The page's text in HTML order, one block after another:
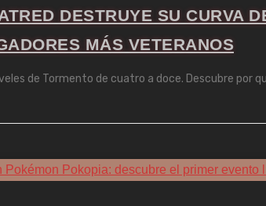
DESTRUYE SU CURVA
MÁS VETERANOS
de Tormento de cuatro a doce. Descubre por